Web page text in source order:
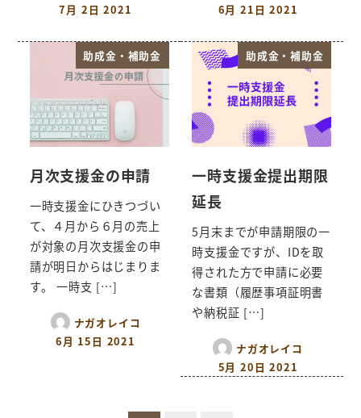
7月 2日 2021
6月 21日 2021
助成金・補助金
月次支援金の申請
一時支援金にひきつづい
て、４月から６月の売上
が対象の月次支援金の申
請が明日からはじまりま
す。 一時支 […]
ナガオレイコ
6月 15日 2021
助成金・補助金
一時支援金提出期限
延長
5月末までが申請期限の一
時支援金ですが、IDを取
得された方で申請に必要
な書類（履歴事項証明書
や納税証 […]
ナガオレイコ
5月 20日 2021